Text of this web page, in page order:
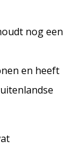
nog een
en heeft